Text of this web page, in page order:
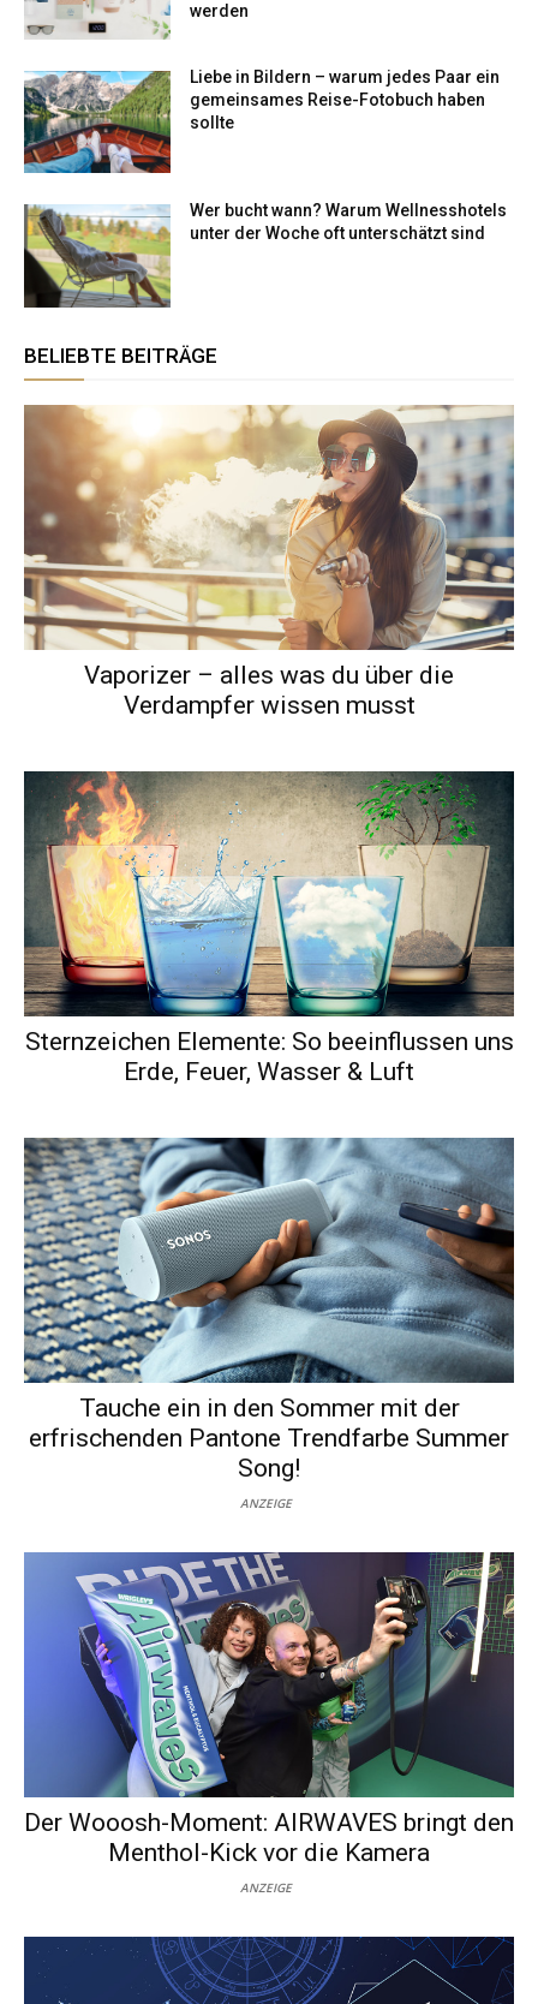
werden
Liebe in Bildern – warum jedes Paar ein
gemeinsames Reise-Fotobuch haben
sollte
Wer bucht wann? Warum Wellnesshotels
unter der Woche oft unterschätzt sind
BELIEBTE BEITRÄGE
Vaporizer – alles was du über die
Verdampfer wissen musst
Sternzeichen Elemente: So beeinflussen uns
Erde, Feuer, Wasser & Luft
Tauche ein in den Sommer mit der
erfrischenden Pantone Trendfarbe Summer
Song!
ANZEIGE
Der Wooosh-Moment: AIRWAVES bringt den
Menthol-Kick vor die Kamera
ANZEIGE